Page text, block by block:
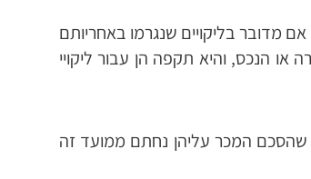
מדובר בליקויים שנגרמו באחריותם
הנכס, והיא תקפה הן עבור ליקויי
דירות שהסכם המכר עליהן נחתם ממועד זה